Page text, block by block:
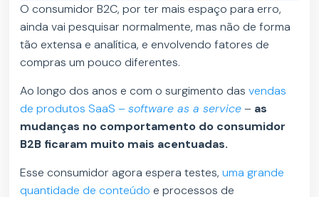
O consumidor B2C, por ter mais espaço para erro,
ainda vai pesquisar normalmente, mas não de forma
tão extensa e analítica, e envolvendo fatores de
compras um pouco diferentes.
Ao longo dos anos e com o surgimento dasvendas
de produtos SaaS –software as a service – as
mudanças no comportamento do consumidor
B2B ficaram muito mais acentuadas.
Esse consumidor agora espera testes,uma grande
quantidade de conteúdo e processos de